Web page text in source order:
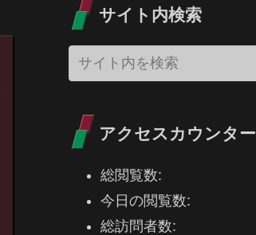
サイト内検索
アクセスカウンター
総閲覧数:
今日の閲覧数:
総訪問者数: